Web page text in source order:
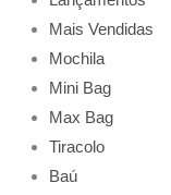
Mais Vendidas
Mochila
Mini Bag
Max Bag
Tiracolo
Baú